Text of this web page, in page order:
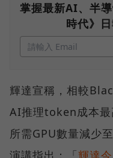
掌握最新AI、半
時代》
輝達宣稱，相較
AI推理token成本最
所需GPU數量減少
演講指出：「輝達